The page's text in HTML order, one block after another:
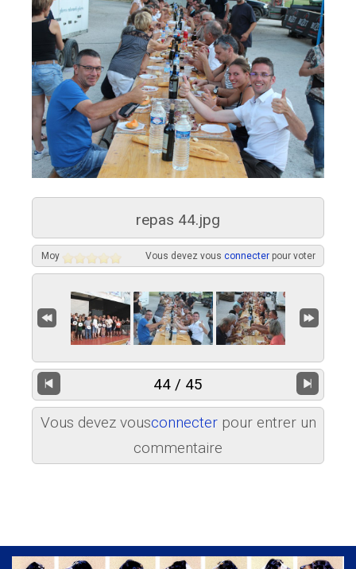
repas 44.jpg
Moy Vous devez vous connecterpour voter
44 / 45
Vous devez vousconnecterpour entrer un
commentaire